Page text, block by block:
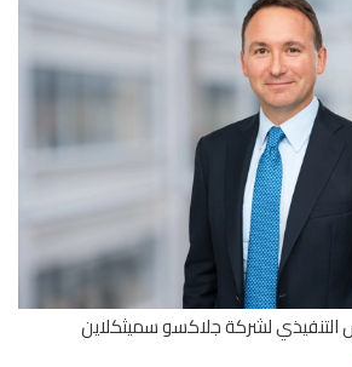
التنفيذي لشركة جلاكسو سميثكلاين